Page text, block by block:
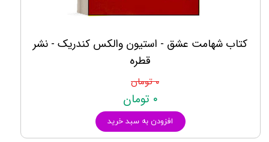
کتاب شهامت عشق - استیون والکس کندریک - نشر
قطره
۰ تومان
۰ تومان
افزودن به سبد خرید